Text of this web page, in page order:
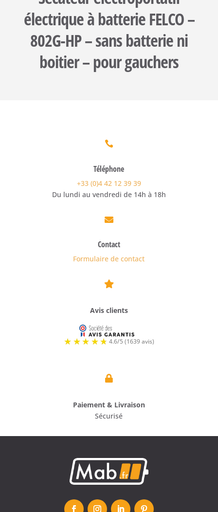
électrique à batterie FELCO –
802G-HP – sans batterie ni
boitier – pour gauchers

Téléphone
+33 (0)4 42 12 39 39
Du lundi au vendredi de 14h à 18h

Contact
Formulaire de contact

Avis clients

Paiement & Livraison
Sécurisé